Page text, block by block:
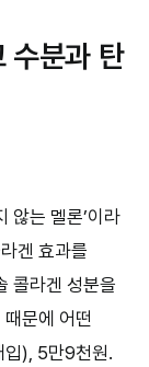
수분과 탄
않는 멜론’이라
겐 효과를
콜라겐 성분을
문에 어떤
), 5만9천원.